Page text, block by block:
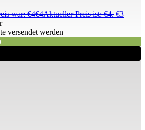
war: €4€4Aktueller Preis ist: €4. €3
versendet werden